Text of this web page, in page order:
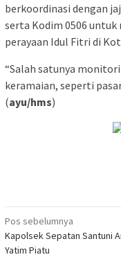
berkoordinasi dengan
serta Kodim 0506
perayaan Idul Fitri di
“Salah satunya
keramaian, seperti
(ayu/hms)
Navigasi
pos
Pos sebelumnya
Kapolsek Sepatan Santuni
Yatim Piatu